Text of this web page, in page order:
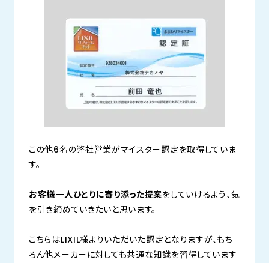
この他6名の弊社営業がマイスター認定を取得していま
す。
お客様一人ひとりに寄り添った提案をしていけるよう、気
を引き締めていきたいと思います。
こちらはLIXIL様よりいただいた認定となりますが、もち
ろん他メーカーに対しても共通な知識を習得しています